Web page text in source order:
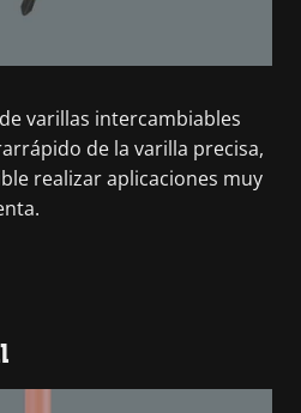
varillas intercambiables
de la varilla precisa,
realizar aplicaciones muy